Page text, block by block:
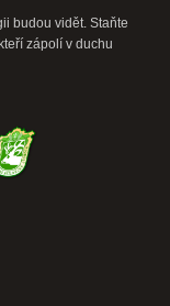
budou vidět. Staňte
zápolí v duchu